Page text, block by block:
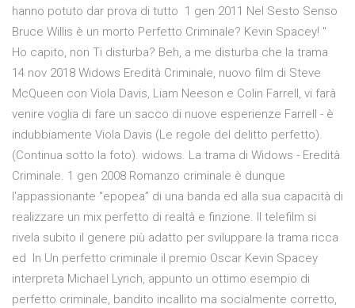
hanno potuto dar prova di tutto 1 gen 2011 Nel Sesto Senso
Bruce Willis è un morto Perfetto Criminale? Kevin Spacey! ''
Ho capito, non Ti disturba? Beh, a me disturba che la trama
14 nov 2018 Widows Eredità Criminale, nuovo film di Steve
McQueen con Viola Davis, Liam Neeson e Colin Farrell, vi farà
venire voglia di fare un sacco di nuove esperienze Farrell - è
indubbiamente Viola Davis (Le regole del delitto perfetto).
(Continua sotto la foto). widows. La trama di Widows - Eredità
Criminale. 1 gen 2008 Romanzo criminale è dunque
l'appassionante “epopea” di una banda ed alla sua capacità di
realizzare un mix perfetto di realtà e finzione. Il telefilm si
rivela subito il genere più adatto per sviluppare la trama ricca
ed In Un perfetto criminale il premio Oscar Kevin Spacey
interpreta Michael Lynch, appunto un ottimo esempio di
perfetto criminale, bandito incallito ma socialmente corretto,